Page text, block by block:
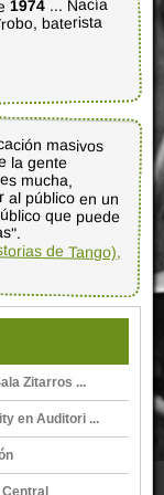
1974 ... Nacía
baterista
masivos
la gente
es mucha,
público en un
que puede
de Tango),
Zitarros ...
en Auditori ...